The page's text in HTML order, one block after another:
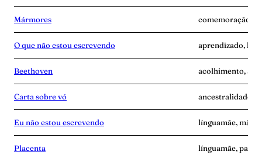
Mármores comemoração,
O que não estou escrevendo aprendizado,
Beethoven acolhimento,
Carta sobre vó ancestralidade,
Eu não estou escrevendo línguamãe, mãe-
Placenta línguamãe,